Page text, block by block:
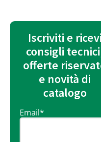
Iscriviti e ricevi
consigli
offerte
e novità di
catalogo
Email*